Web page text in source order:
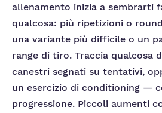
allenamento inizia a sembrarti
qualcosa: più ripetizioni o
una variante più difficile o un
range di tiro. Traccia qualcosa
canestri segnati su tentativi,
un esercizio di conditioning —
progressione. Piccoli aumenti